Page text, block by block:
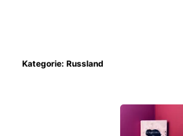
Kategorie: Russland